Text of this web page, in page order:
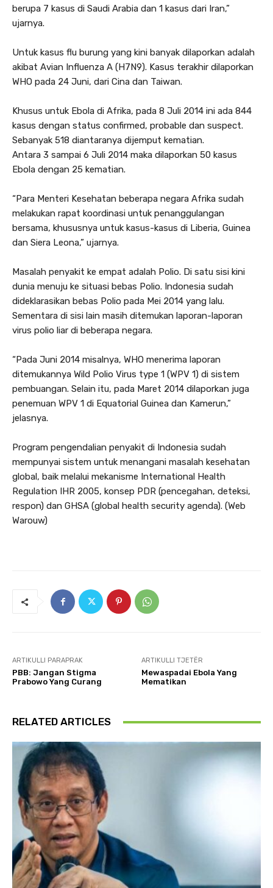
berupa 7 kasus di Saudi Arabia dan 1 kasus dari Iran,”
ujarnya.
Untuk kasus flu burung yang kini banyak dilaporkan adalah
akibat Avian Influenza A (H7N9). Kasus terakhir dilaporkan
WHO pada 24 Juni, dari Cina dan Taiwan.
Khusus untuk Ebola di Afrika, pada 8 Juli 2014 ini ada 844
kasus dengan status confirmed, probable dan suspect.
Sebanyak 518 diantaranya dijemput kematian.
Antara 3 sampai 6 Juli 2014 maka dilaporkan 50 kasus
Ebola dengan 25 kematian.
“Para Menteri Kesehatan beberapa negara Afrika sudah
melakukan rapat koordinasi untuk penanggulangan
bersama, khususnya untuk kasus-kasus di Liberia, Guinea
dan Siera Leona,” ujarnya.
Masalah penyakit ke empat adalah Polio‎. Di satu sisi kini
dunia menuju ke situasi bebas Polio. Indonesia sudah
dideklarasikan bebas Polio pada Mei 2014 yang lalu.
Sementara di sisi lain masih ditemukan laporan-laporan
virus polio liar di beberapa negara.
“Pada Juni 2014 misalnya, WHO menerima laporan
ditemukannya Wild Polio Virus type 1 (WPV 1) di sistem
pembuangan. Selain itu, pada Maret 2014 dilaporkan juga
penemuan WPV 1 di Equatorial Guinea dan Kamerun,”
jelasnya.
Program pengendalian penyakit di Indonesia sudah
mempunyai sistem untuk menangani masalah kesehatan
global, baik melalui mekanisme International Health
Regulation IHR 2005, konsep PDR (pencegahan, deteksi,
respon) dan GHSA (global health security agenda). (Web
Warouw)
ARTIKULLI PARAPRAK
PBB: Jangan Stigma
Prabowo Yang Curang
ARTIKULLI TJETËR
Mewaspadai Ebola Yang
Mematikan
RELATED ARTICLES